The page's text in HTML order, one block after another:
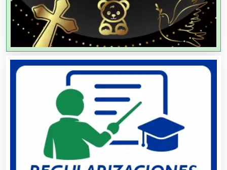
Agencias de Viajes
Agricultores
Agricultura y Ganadería
Agua Purificada
Aire Acondicionado